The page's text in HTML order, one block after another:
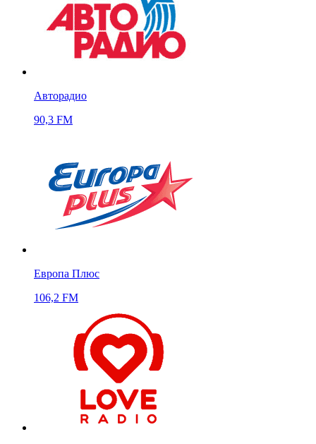
Авторадио
90,3 FM
Европа Плюс
106,2 FM